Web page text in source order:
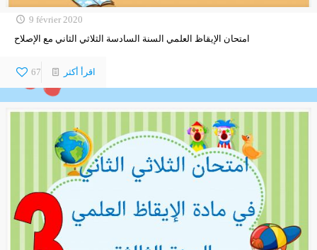
9 février 2020
امتحان الإيقاظ العلمي السنة السادسة الثلاثي الثاني مع الإصلاح
67 اقرأ أكثر